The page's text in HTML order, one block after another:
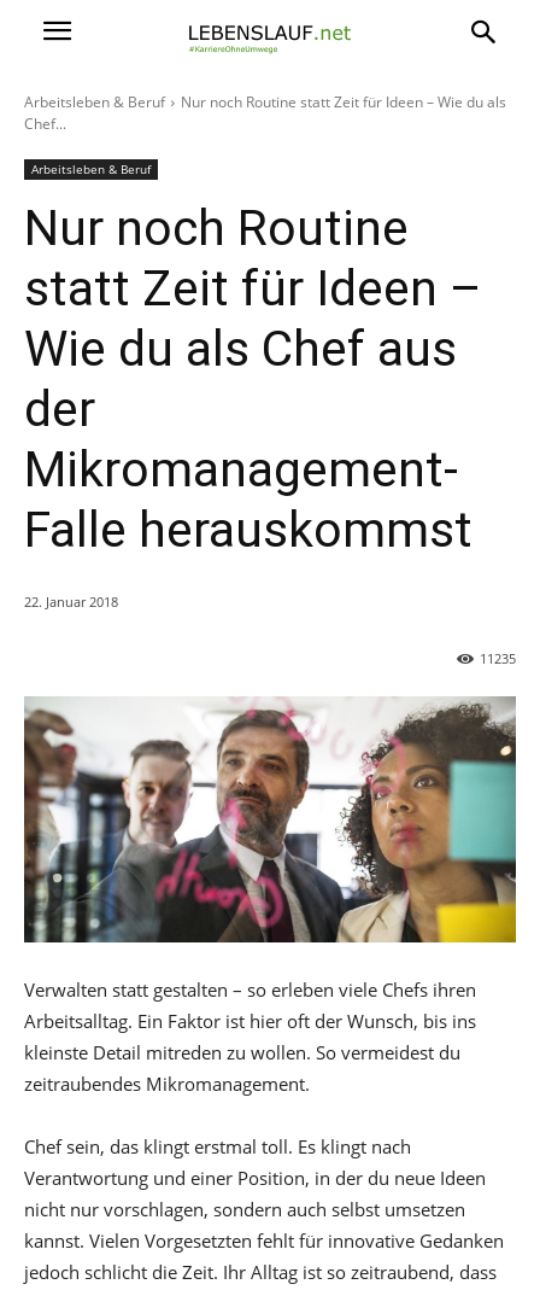
Arbeitsleben & Beruf
Nur noch Routine statt Zeit für Ideen – Wie du als
Chef...
Arbeitsleben & Beruf
Nur noch Routine
statt Zeit für Ideen –
Wie du als Chef aus
der
Mikromanagement-
Falle herauskommst
22. Januar 2018
11235
Verwalten statt gestalten – so erleben viele Chefs ihren
Arbeitsalltag. Ein Faktor ist hier oft der Wunsch, bis ins
kleinste Detail mitreden zu wollen. So vermeidest du
zeitraubendes Mikromanagement.
Chef sein, das klingt erstmal toll. Es klingt nach
Verantwortung und einer Position, in der du neue Ideen
nicht nur vorschlagen, sondern auch selbst umsetzen
kannst. Vielen Vorgesetzten fehlt für innovative Gedanken
jedoch schlicht die Zeit. Ihr Alltag ist so zeitraubend, dass